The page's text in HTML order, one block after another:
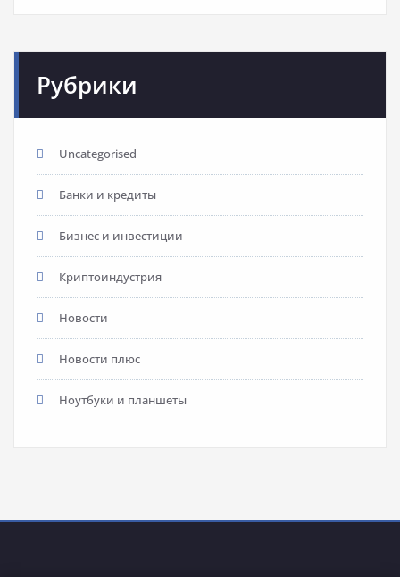
Рубрики
Uncategorised
Банки и кредиты
Бизнес и инвестиции
Криптоиндустрия
Новости
Новости плюс
Ноутбуки и планшеты